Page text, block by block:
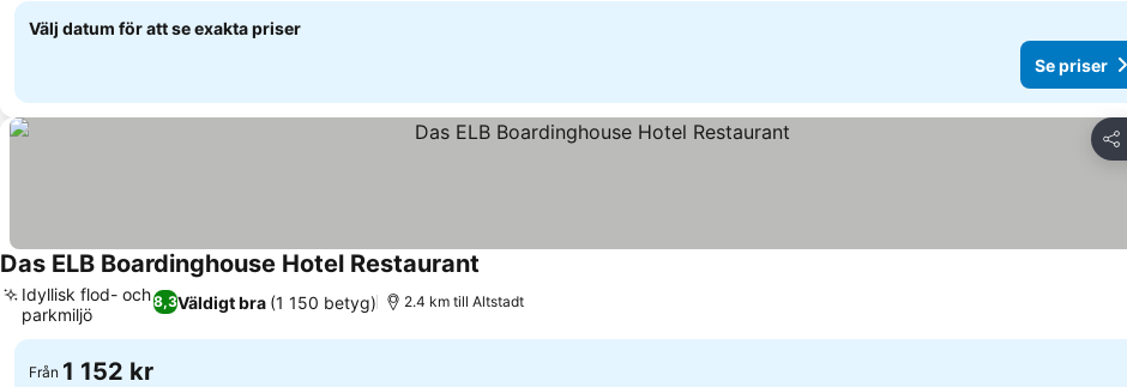
Välj datum för att se exakta priser
Se priser
Dela
Das ELB Boardinghouse Hotel Restaurant
8,3Väldigt bra (1 150 betyg)
Idyllisk flod- och
parkmiljö
2.4 km till Altstadt
Från 1 152 kr